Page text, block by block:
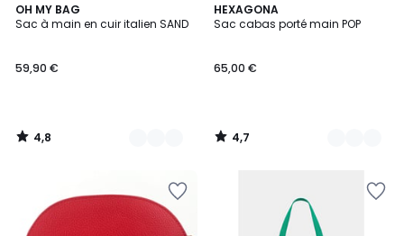
OH MY BAG
Sac à main en cuir italien SAND
59,90 €
4,8
/ 5
5
Couleurs
4,8
/
HEXAGONA
Sac cabas porté main POP
65,00 €
4,7
/ 5
18
Couleurs
4,7
/